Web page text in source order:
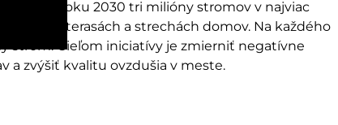
do roku 2030 tri milióny stromov v najviac
terasách a strechách domov. Na každého
strom. Cieľom iniciatívy je zmierniť negatívne
a zvýšiť kvalitu ovzdušia v meste.